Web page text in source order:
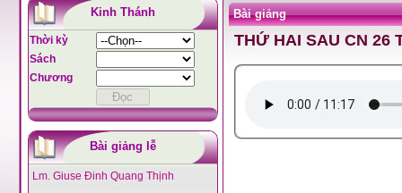
Kinh Thánh
Thời kỳ
Sách
Chương
Bài giảng lễ
Lm. Giuse Đinh Quang Thịnh
Bài giảng
THỨ HAI SAU CN 26